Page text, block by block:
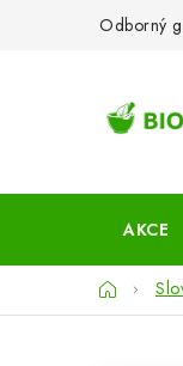
Odborný
AKCE
Domů